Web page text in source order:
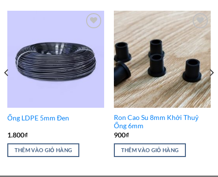
Add to
Wishlist
Ống LDPE 5mm Đen
1.800₫
THÊM VÀO GIỎ HÀNG
Add to
Wishlist
Ron Cao Su 8mm Khởi Thuỷ
Ống 6mm
900₫
THÊM VÀO GIỎ HÀNG